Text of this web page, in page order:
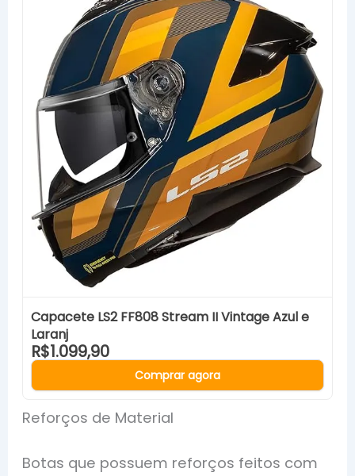
Capacete LS2 FF808 Stream II Vintage Azul e
Laranj
R$1.099,90
Comprar agora
Reforços de Material
Botas que possuem reforços feitos com